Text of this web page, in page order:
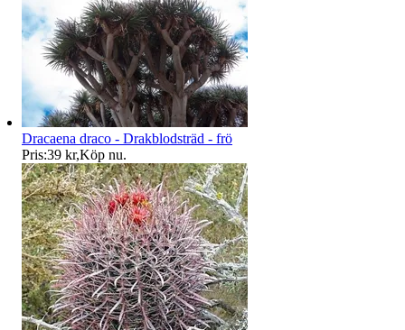
Dracaena draco - Drakblodsträd - frö
Pris:39 kr,Köp nu.